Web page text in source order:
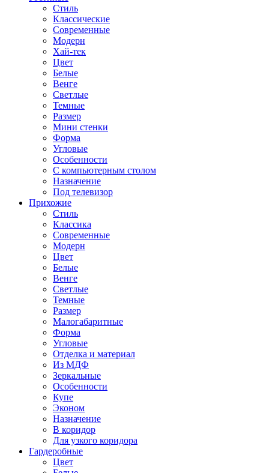
Стиль
Классические
Современные
Модерн
Хай-тек
Цвет
Белые
Венге
Светлые
Темные
Размер
Мини стенки
Форма
Угловые
Особенности
С компьютерным столом
Назначение
Под телевизор
Прихожие
Стиль
Классика
Современные
Модерн
Цвет
Белые
Венге
Светлые
Темные
Размер
Малогабаритные
Форма
Угловые
Отделка и материал
Из МДФ
Зеркальные
Особенности
Купе
Эконом
Назначение
В коридор
Для узкого коридора
Гардеробные
Цвет